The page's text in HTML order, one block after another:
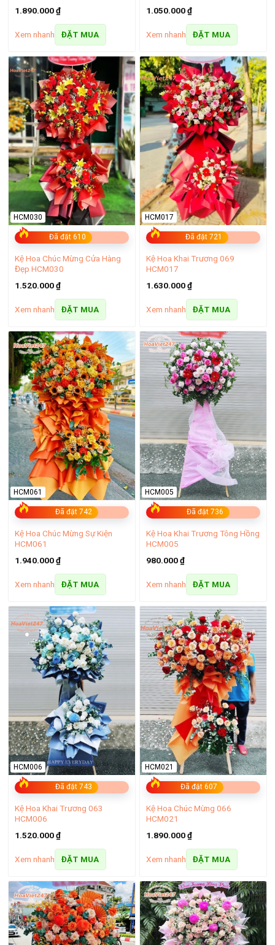
Giỏ hoa tặng mẹ đẹp
– Kệ hoa khai trương tông vàng:Màu vàng từ lâu đã được
xem là biểu tượng của sự thịnh vượng, may mắn và thành
công. Một kệ hoa khai trương với sắc vàng rực rỡ giúp không
gian buổi lễ thêm trang trọng thể hiện lời chúc phát tài, phát
lộc đến gia chủ.
– Xem thêm:99+ Mẫu hoa chúc mừng khai trương đẹp
sang trọng nhất 2025
– Kệ hoa viếng kết hợp 2 màu: Mẫu kệ hoa kết hợp hai màu
thường là trắng và tím hoặc trắng và vàng mang ý nghĩa
tưởng nhớ, tri ân và cầu mong sự bình an cho linh hồn người
ra đi.
1.890.000₫
Xem nhanh ĐẶT MUA
1.050.000₫
Xem nhanh ĐẶT MUA
Đã đặt 610
HCM030
Kệ Hoa Chúc Mừng Cửa Hàng
Đẹp HCM030
1.520.000₫
Xem nhanh ĐẶT MUA
Đã đặt 721
HCM017
Kệ Hoa Khai Trương 069
HCM017
1.630.000₫
Xem nhanh ĐẶT MUA
Đã đặt 742
HCM061
Kệ Hoa Chúc Mừng Sự Kiện
HCM061
1.940.000₫
Xem nhanh ĐẶT MUA
Đã đặt 736
HCM005
Kệ Hoa Khai Trương Tông Hồng
HCM005
980.000₫
Xem nhanh ĐẶT MUA
Đã đặt 743
HCM006
Kệ Hoa Khai Trương 063
HCM006
1.520.000₫
Xem nhanh ĐẶT MUA
Đã đặt 607
HCM021
Kệ Hoa Chúc Mừng 066
HCM021
1.890.000₫
Xem nhanh ĐẶT MUA